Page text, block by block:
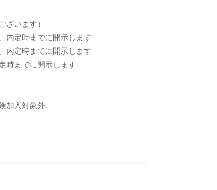
います）
内定時までに開示します
内定時までに開示します
時までに開示します
入対象外。